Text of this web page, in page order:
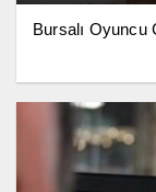
Bursalı Oyuncu